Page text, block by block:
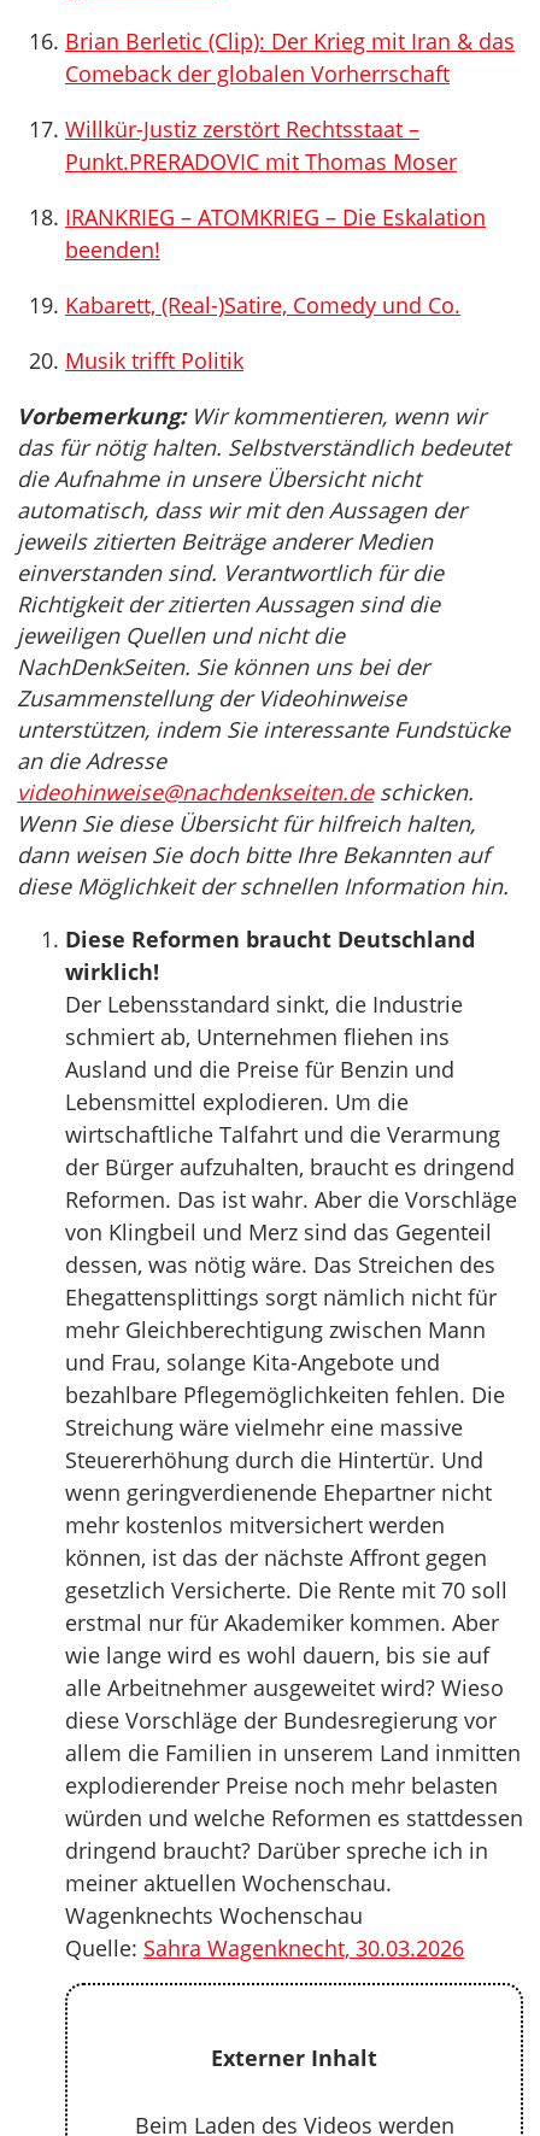
Brian Berletic (Clip): Der Krieg mit Iran & das
Comeback der globalen Vorherrschaft
Willkür-Justiz zerstört Rechtsstaat –
Punkt.PRERADOVIC mit Thomas Moser
IRANKRIEG – ATOMKRIEG – Die Eskalation
beenden!
Kabarett, (Real-)Satire, Comedy und Co.
Musik trifft Politik
Vorbemerkung:Wir kommentieren, wenn wir
das für nötig halten. Selbstverständlich bedeutet
die Aufnahme in unsere Übersicht nicht
automatisch, dass wir mit den Aussagen der
jeweils zitierten Beiträge anderer Medien
einverstanden sind. Verantwortlich für die
Richtigkeit der zitierten Aussagen sind die
jeweiligen Quellen und nicht die
NachDenkSeiten. Sie können uns bei der
Zusammenstellung der Videohinweise
unterstützen, indem Sie interessante Fundstücke
an die Adresse
videohinweise@nachdenkseiten.deschicken.
Wenn Sie diese Übersicht für hilfreich halten,
dann weisen Sie doch bitte Ihre Bekannten auf
diese Möglichkeit der schnellen Information hin.
Diese Reformen braucht Deutschland
wirklich!
Der Lebensstandard sinkt, die Industrie
schmiert ab, Unternehmen fliehen ins
Ausland und die Preise für Benzin und
Lebensmittel explodieren. Um die
wirtschaftliche Talfahrt und die Verarmung
der Bürger aufzuhalten, braucht es dringend
Reformen. Das ist wahr. Aber die Vorschläge
von Klingbeil und Merz sind das Gegenteil
dessen, was nötig wäre. Das Streichen des
Ehegattensplittings sorgt nämlich nicht für
mehr Gleichberechtigung zwischen Mann
und Frau, solange Kita-Angebote und
bezahlbare Pflegemöglichkeiten fehlen. Die
Streichung wäre vielmehr eine massive
Steuererhöhung durch die Hintertür. Und
wenn geringverdienende Ehepartner nicht
mehr kostenlos mitversichert werden
können, ist das der nächste Affront gegen
gesetzlich Versicherte. Die Rente mit 70 soll
erstmal nur für Akademiker kommen. Aber
wie lange wird es wohl dauern, bis sie auf
alle Arbeitnehmer ausgeweitet wird? Wieso
diese Vorschläge der Bundesregierung vor
allem die Familien in unserem Land inmitten
explodierender Preise noch mehr belasten
würden und welche Reformen es stattdessen
dringend braucht? Darüber spreche ich in
meiner aktuellen Wochenschau.
Wagenknechts Wochenschau
Quelle: Sahra Wagenknecht, 30.03.2026
Externer Inhalt
Beim Laden des Videos werden